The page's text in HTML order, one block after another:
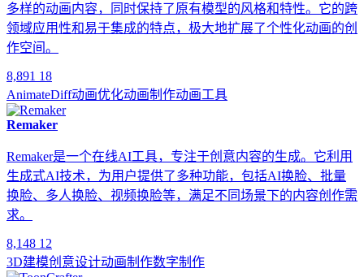
多样的动画内容，同时保持了原有模型的风格和特性。它的跨
领域应用性和易于集成的特点，极大地扩展了个性化动画的创
作空间。
8,891 18
AnimateDiff动画优化动画制作动画工具
Remaker
Remaker是一个在线AI工具，专注于创意内容的生成。它利用
生成式AI技术，为用户提供了多种功能，包括AI换脸、批量
换脸、多人换脸、视频换脸等，满足不同场景下的内容创作需
求。
8,148 12
3D建模创意设计动画制作数字制作